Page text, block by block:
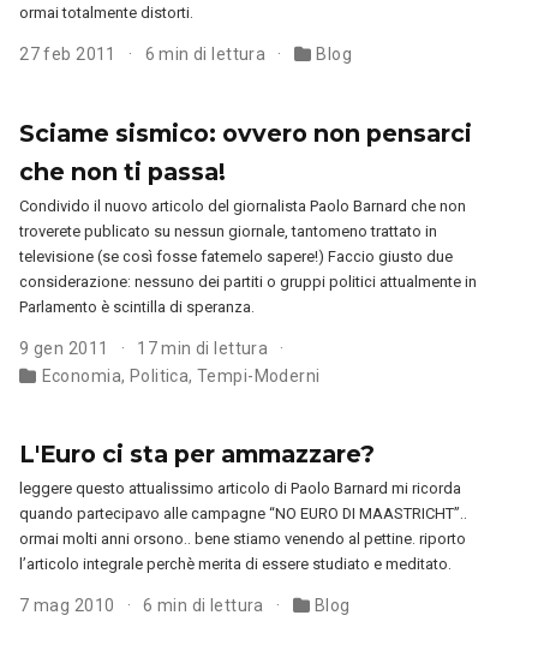
ormai totalmente distorti.
27 feb 2011 6 min di lettura Blog
Sciame sismico: ovvero non pensarci
che non ti passa!
Condivido il nuovo articolo del giornalista Paolo Barnard che non
troverete publicato su nessun giornale, tantomeno trattato in
televisione (se così fosse fatemelo sapere!) Faccio giusto due
considerazione: nessuno dei partiti o gruppi politici attualmente in
Parlamento è scintilla di speranza.
9 gen 2011
17 min di lettura
Economia, Politica,Tempi-Moderni
L'Euro ci sta per ammazzare?
leggere questo attualissimo articolo di Paolo Barnard mi ricorda
quando partecipavo alle campagne “NO EURO DI MAASTRICHT”..
ormai molti anni orsono.. bene stiamo venendo al pettine. riporto
l’articolo integrale perchè merita di essere studiato e meditato.
7 mag 2010 6 min di lettura Blog